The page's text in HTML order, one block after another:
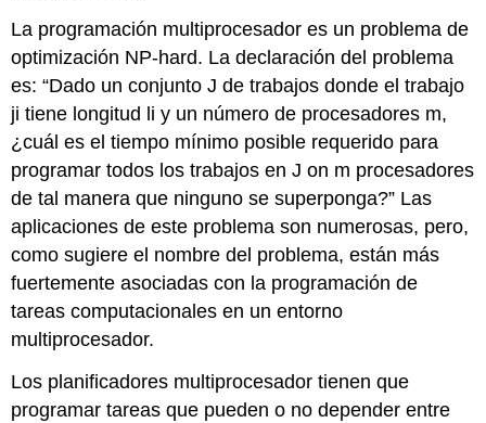
La programación multiprocesador es un problema de
optimización NP-hard. La declaración del problema
es: “Dado un conjunto J de trabajos donde el trabajo
ji tiene longitud li y un número de procesadores m,
¿cuál es el tiempo mínimo posible requerido para
programar todos los trabajos en J on m procesadores
de tal manera que ninguno se superponga?” Las
aplicaciones de este problema son numerosas, pero,
como sugiere el nombre del problema, están más
fuertemente asociadas con la programación de
tareas computacionales en un entorno
multiprocesador.
Los planificadores multiprocesador tienen que
programar tareas que pueden o no depender entre